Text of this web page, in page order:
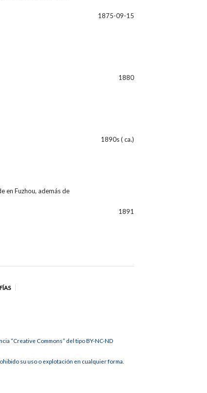
1875-09-15
1880
1890s ( ca.)
en Fuzhou, además de
1891
“Creative Commons” del tipo BY-NC-ND
su uso o explotación en cualquier forma.